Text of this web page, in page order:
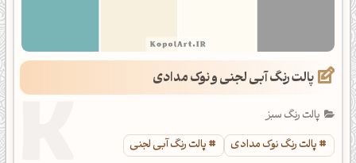
پالت رنگ آبی لجنی و نوک مدادی
پالت رنگ سبز
پالت رنگ نوک مدادی
پالت رنگ آبی لجنی